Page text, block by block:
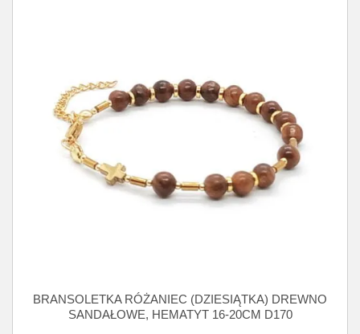
BRANSOLETKA RÓŻANIEC (DZIESIĄTKA) DREWNO
SANDAŁOWE, HEMATYT 16-20CM D170